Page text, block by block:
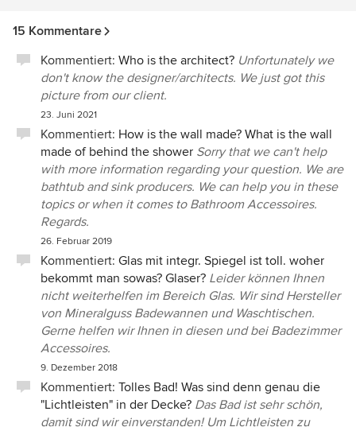
15 Kommentare
Kommentiert: Who is the architect? Unfortunately we
don't know the designer/architects. We just got this
picture from our client.
23. Juni 2021
Kommentiert: How is the wall made? What is the wall
made of behind the shower Sorry that we can't help
with more information regarding your question. We are
bathtub and sink producers. We can help you in these
topics or when it comes to Bathroom Accessoires.
Regards.
26. Februar 2019
Kommentiert: Glas mit integr. Spiegel ist toll. woher
bekommt man sowas? Glaser? Leider können Ihnen
nicht weiterhelfen im Bereich Glas. Wir sind Hersteller
von Mineralguss Badewannen und Waschtischen.
Gerne helfen wir Ihnen in diesen und bei Badezimmer
Accessoires.
9. Dezember 2018
Kommentiert: Tolles Bad! Was sind denn genau die
"Lichtleisten" in der Decke? Das Bad ist sehr schön,
damit sind wir einverstanden! Um Lichtleisten zu